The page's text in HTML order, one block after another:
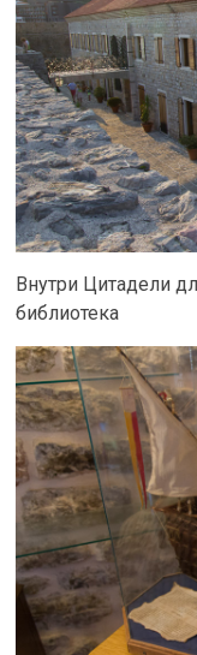
Внутри Цитадели
библиотека